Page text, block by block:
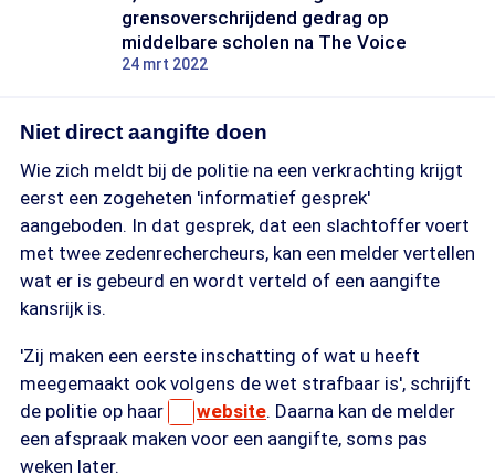
grensoverschrijdend gedrag op
middelbare scholen na The Voice
24 mrt 2022
Niet direct aangifte doen
Wie zich meldt bij de politie na een verkrachting krijgt
eerst een zogeheten 'informatief gesprek'
aangeboden. In dat gesprek, dat een slachtoffer voert
met twee zedenrechercheurs, kan een melder vertellen
wat er is gebeurd en wordt verteld of een aangifte
kansrijk is.
'Zij maken een eerste inschatting of wat u heeft
meegemaakt ook volgens de wet strafbaar is', schrijft
de politie op haar
website. Daarna kan de melder
een afspraak maken voor een aangifte, soms pas
weken later.